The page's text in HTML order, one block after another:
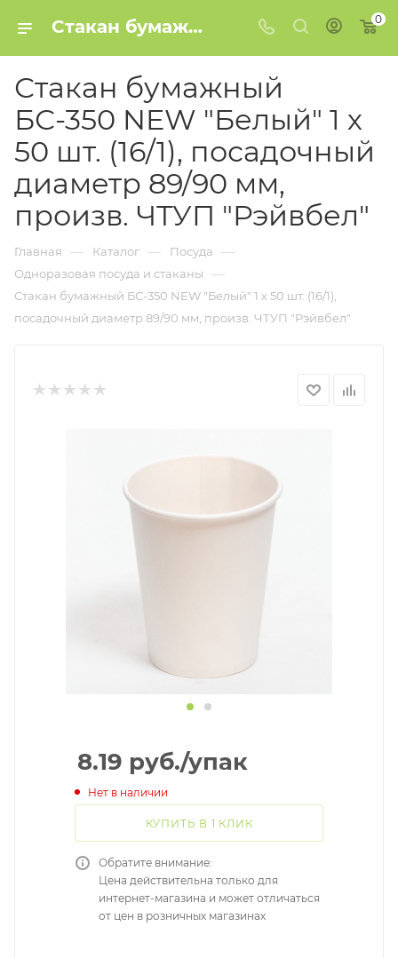
Стакан бумажный БС-350 NEW "Белый" 1 х 50 шт. (16/1), посадочный диаметр 89/90 мм, произв. ЧТУП "Рэйвбел" купить в Минске 0
Стакан бумажный
БС-350 NEW "Белый" 1 х
50 шт. (16/1), посадочный
диаметр 89/90 мм,
произв. ЧТУП "Рэйвбел"
Главная — Каталог — Посуда —
Одноразовая посуда и стаканы —
Стакан бумажный БС-350 NEW "Белый" 1 х 50 шт. (16/1),
посадочный диаметр 89/90 мм, произв. ЧТУП "Рэйвбел"
8.19 руб./упак
Нет в наличии
КУПИТЬ В 1 КЛИК
Обратите внимание:
Цена действительна только для
интернет-магазина и может отличаться
от цен в розничных магазинах